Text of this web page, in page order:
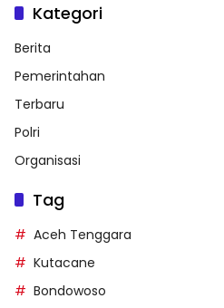
Kategori
Berita
Pemerintahan
Terbaru
Polri
Organisasi
Tag
Aceh Tenggara
Kutacane
Bondowoso